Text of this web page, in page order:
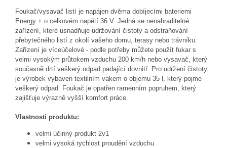
Foukač/vysavač listí je napájen dvěma dobíjecími bateriemi
Energy + o celkovém napětí 36 V. Jedná se nenahraditelné
zařízení, které usnadňuje udržování čistoty a odstraňování
přebytečného listí z okolí vašeho domu, terasy nebo trávníku.
Zařízení je víceúčelové - podle potřeby můžete použít fukar s
velmi vysokým průtokem vzduchu 200 km/h nebo vysavač, který
současně drtí veškerý odpad padající dovnitř. Pro udržení čistoty
je výrobek vybaven textilním vakem o objemu 35 l, který pojme
veškerý odpad. Foukač je opatřen ramenním popruhem, který
zajišťuje výrazně vyšší komfort práce.
Vlastnosti produktu:
velmi účinný produkt 2v1
velmi vysoká rychlost proudění vzduchu